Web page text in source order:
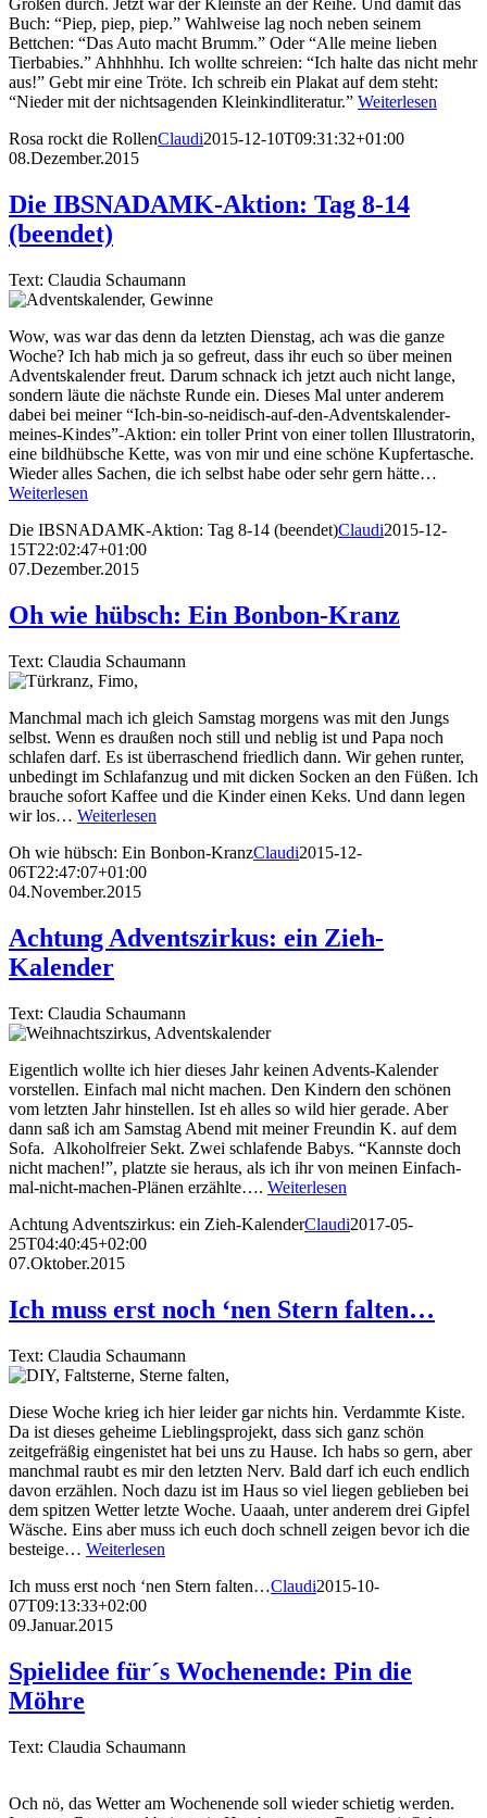
Großen durch. Jetzt war der Kleinste an der Reihe. Und damit das
Buch: “Piep, piep, piep.” Wahlweise lag noch neben seinem
Bettchen: “Das Auto macht Brumm.” Oder “Alle meine lieben
Tierbabies.” Ahhhhhu. Ich wollte schreien: “Ich halte das nicht mehr
aus!” Gebt mir eine Tröte. Ich schreib ein Plakat auf dem steht:
“Nieder mit der nichtsagenden Kleinkindliteratur.” Weiterlesen
Rosa rockt die RollenClaudi2015-12-10T09:31:32+01:00
08.Dezember.2015
Die IBSNADAMK-Aktion: Tag 8-14
(beendet)
Text: Claudia Schaumann
Wow, was war das denn da letzten Dienstag, ach was die ganze
Woche? Ich hab mich ja so gefreut, dass ihr euch so über meinen
Adventskalender freut. Darum schnack ich jetzt auch nicht lange,
sondern läute die nächste Runde ein. Dieses Mal unter anderem
dabei bei meiner “Ich-bin-so-neidisch-auf-den-Adventskalender-
meines-Kindes”-Aktion: ein toller Print von einer tollen Illustratorin,
eine bildhübsche Kette, was von mir und eine schöne Kupfertasche.
Wieder alles Sachen, die ich selbst habe oder sehr gern hätte…
Weiterlesen
Die IBSNADAMK-Aktion: Tag 8-14 (beendet)Claudi2015-12-
15T22:02:47+01:00
07.Dezember.2015
Oh wie hübsch: Ein Bonbon-Kranz
Text: Claudia Schaumann
Manchmal mach ich gleich Samstag morgens was mit den Jungs
selbst. Wenn es draußen noch still und neblig ist und Papa noch
schlafen darf. Es ist überraschend friedlich dann. Wir gehen runter,
unbedingt im Schlafanzug und mit dicken Socken an den Füßen. Ich
brauche sofort Kaffee und die Kinder einen Keks. Und dann legen
wir los… Weiterlesen
Oh wie hübsch: Ein Bonbon-KranzClaudi2015-12-
06T22:47:07+01:00
04.November.2015
Achtung Adventszirkus: ein Zieh-
Kalender
Text: Claudia Schaumann
Eigentlich wollte ich hier dieses Jahr keinen Advents-Kalender
vorstellen. Einfach mal nicht machen. Den Kindern den schönen
vom letzten Jahr hinstellen. Ist eh alles so wild hier gerade. Aber
dann saß ich am Samstag Abend mit meiner Freundin K. auf dem
Sofa. Alkoholfreier Sekt. Zwei schlafende Babys. “Kannste doch
nicht machen!”, platzte sie heraus, als ich ihr von meinen Einfach-
mal-nicht-machen-Plänen erzählte…. Weiterlesen
Achtung Adventszirkus: ein Zieh-KalenderClaudi2017-05-
25T04:40:45+02:00
07.Oktober.2015
Ich muss erst noch ‘nen Stern falten…
Text: Claudia Schaumann
Diese Woche krieg ich hier leider gar nichts hin. Verdammte Kiste.
Da ist dieses geheime Lieblingsprojekt, dass sich ganz schön
zeitgefräßig eingenistet hat bei uns zu Hause. Ich habs so gern, aber
manchmal raubt es mir den letzten Nerv. Bald darf ich euch endlich
davon erzählen. Noch dazu ist im Haus so viel liegen geblieben bei
dem spitzen Wetter letzte Woche. Uaaah, unter anderem drei Gipfel
Wäsche. Eins aber muss ich euch doch schnell zeigen bevor ich die
besteige… Weiterlesen
Ich muss erst noch ‘nen Stern falten…Claudi2015-10-
07T09:13:33+02:00
09.Januar.2015
Spielidee für´s Wochenende: Pin die
Möhre
Text: Claudia Schaumann
Och nö, das Wetter am Wochenende soll wieder schietig werden.